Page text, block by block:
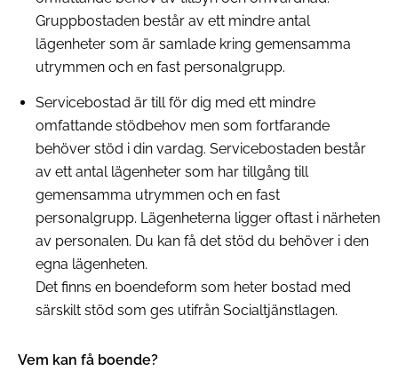
Gruppbostaden består av ett mindre antal
lägenheter som är samlade kring gemensamma
utrymmen och en fast personalgrupp.
Servicebostad är till för dig med ett mindre
omfattande stödbehov men som fortfarande
behöver stöd i din vardag. Servicebostaden består
av ett antal lägenheter som har tillgång till
gemensamma utrymmen och en fast
personalgrupp. Lägenheterna ligger oftast i närheten
av personalen. Du kan få det stöd du behöver i den
egna lägenheten.
Det finns en boendeform som heter bostad med
särskilt stöd som ges utifrån Socialtjänstlagen.
Vem kan få boende?